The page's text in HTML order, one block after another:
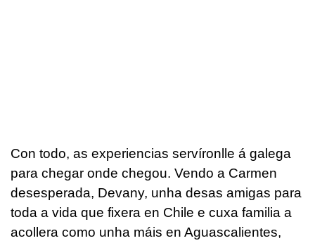
Con todo, as experiencias servíronlle á galega
para chegar onde chegou. Vendo a Carmen
desesperada, Devany, unha desas amigas para
toda a vida que fixera en Chile e cuxa familia a
acollera como unha máis en Aguascalientes,